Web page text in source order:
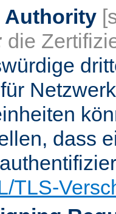
Authority
die
dass
TLS-